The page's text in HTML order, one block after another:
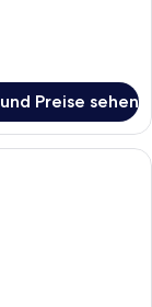
Preise sehen
mit zwei Betten,